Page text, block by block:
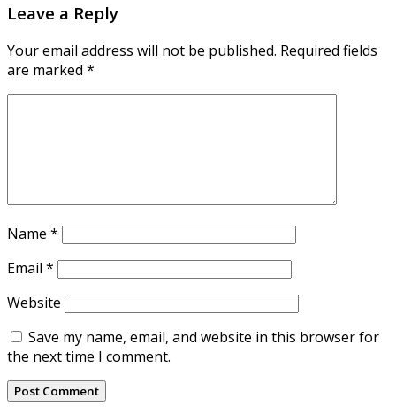
Leave a Reply
Your email address will not be published. Required fields
are marked *
Name *
Email *
Website
Save my name, email, and website in this browser for
the next time I comment.